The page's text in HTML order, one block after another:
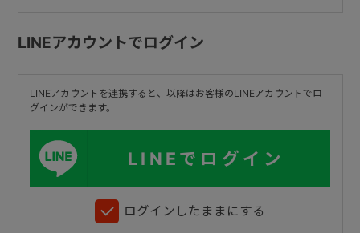
LINEアカウントでログイン
LINEアカウントを連携すると、以降はお客様のLINEアカウントでロ
グインができます。
LINEでログイン
ログインしたままにする